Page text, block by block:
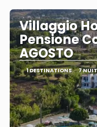
Villaggio
Pensione
AGOSTO
1 DESTINATIONS 7